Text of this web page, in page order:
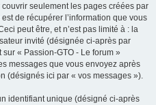
seulement les pages créées par
de récupérer l’information que vous
peut être, et n’est pas limité à : la
invité (désignée ci-après par
« Passion-GTO - Le forum »
messages que vous envoyez après
(désignés ici par « vos messages »).
identifiant unique (désigné ci-après